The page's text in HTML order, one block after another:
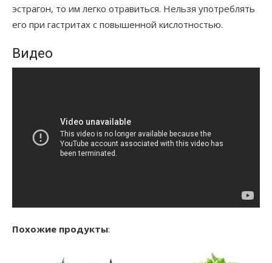
эстрагон, то им легко отравиться. Нельзя употреблять
его при гастритах с повышенной кислотностью.
Видео
Похожие продукты: